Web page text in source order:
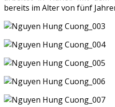
bereits im Alter von fünf